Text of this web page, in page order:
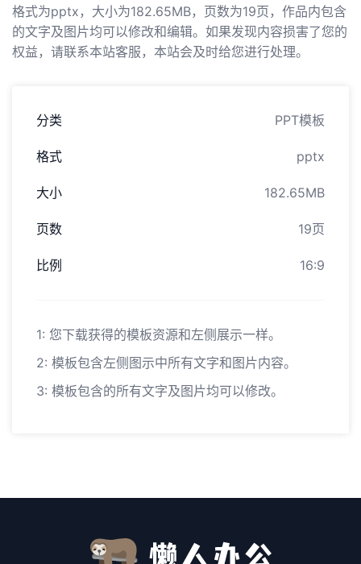
格式为pptx，大小为182.65MB，页数为19页，作品内包含
的文字及图片均可以修改和编辑。如果发现内容损害了您的
权益，请联系本站客服，本站会及时给您进行处理。
分类 PPT模板
格式 pptx
大小 182.65MB
页数 19页
比例 16:9
1: 您下载获得的模板资源和左侧展示一样。
2: 模板包含左侧图示中所有文字和图片内容。
3: 模板包含的所有文字及图片均可以修改。